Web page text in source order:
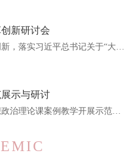
新研讨会
为进一步深化思政课实践教学改革创新，落实习近平总书记关于“大思政课”的建设要求，提升思政课铸魂育人实...
示与研讨
11月14日，我校在延安路校区就思想政治理论课案例教学开展示范展示，并邀请兄弟高校同仁进行研讨。党委书记...